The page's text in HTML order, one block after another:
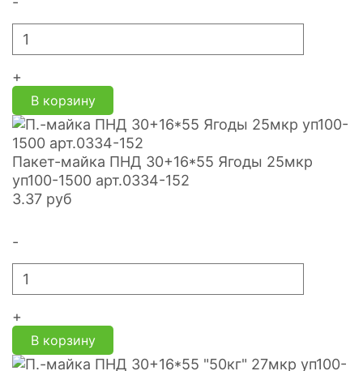
+
В корзину
Пакет-майка ПНД 30+16*55 Ягоды 25мкр
уп100-1500 арт.0334-152
3.37 руб
-
+
В корзину